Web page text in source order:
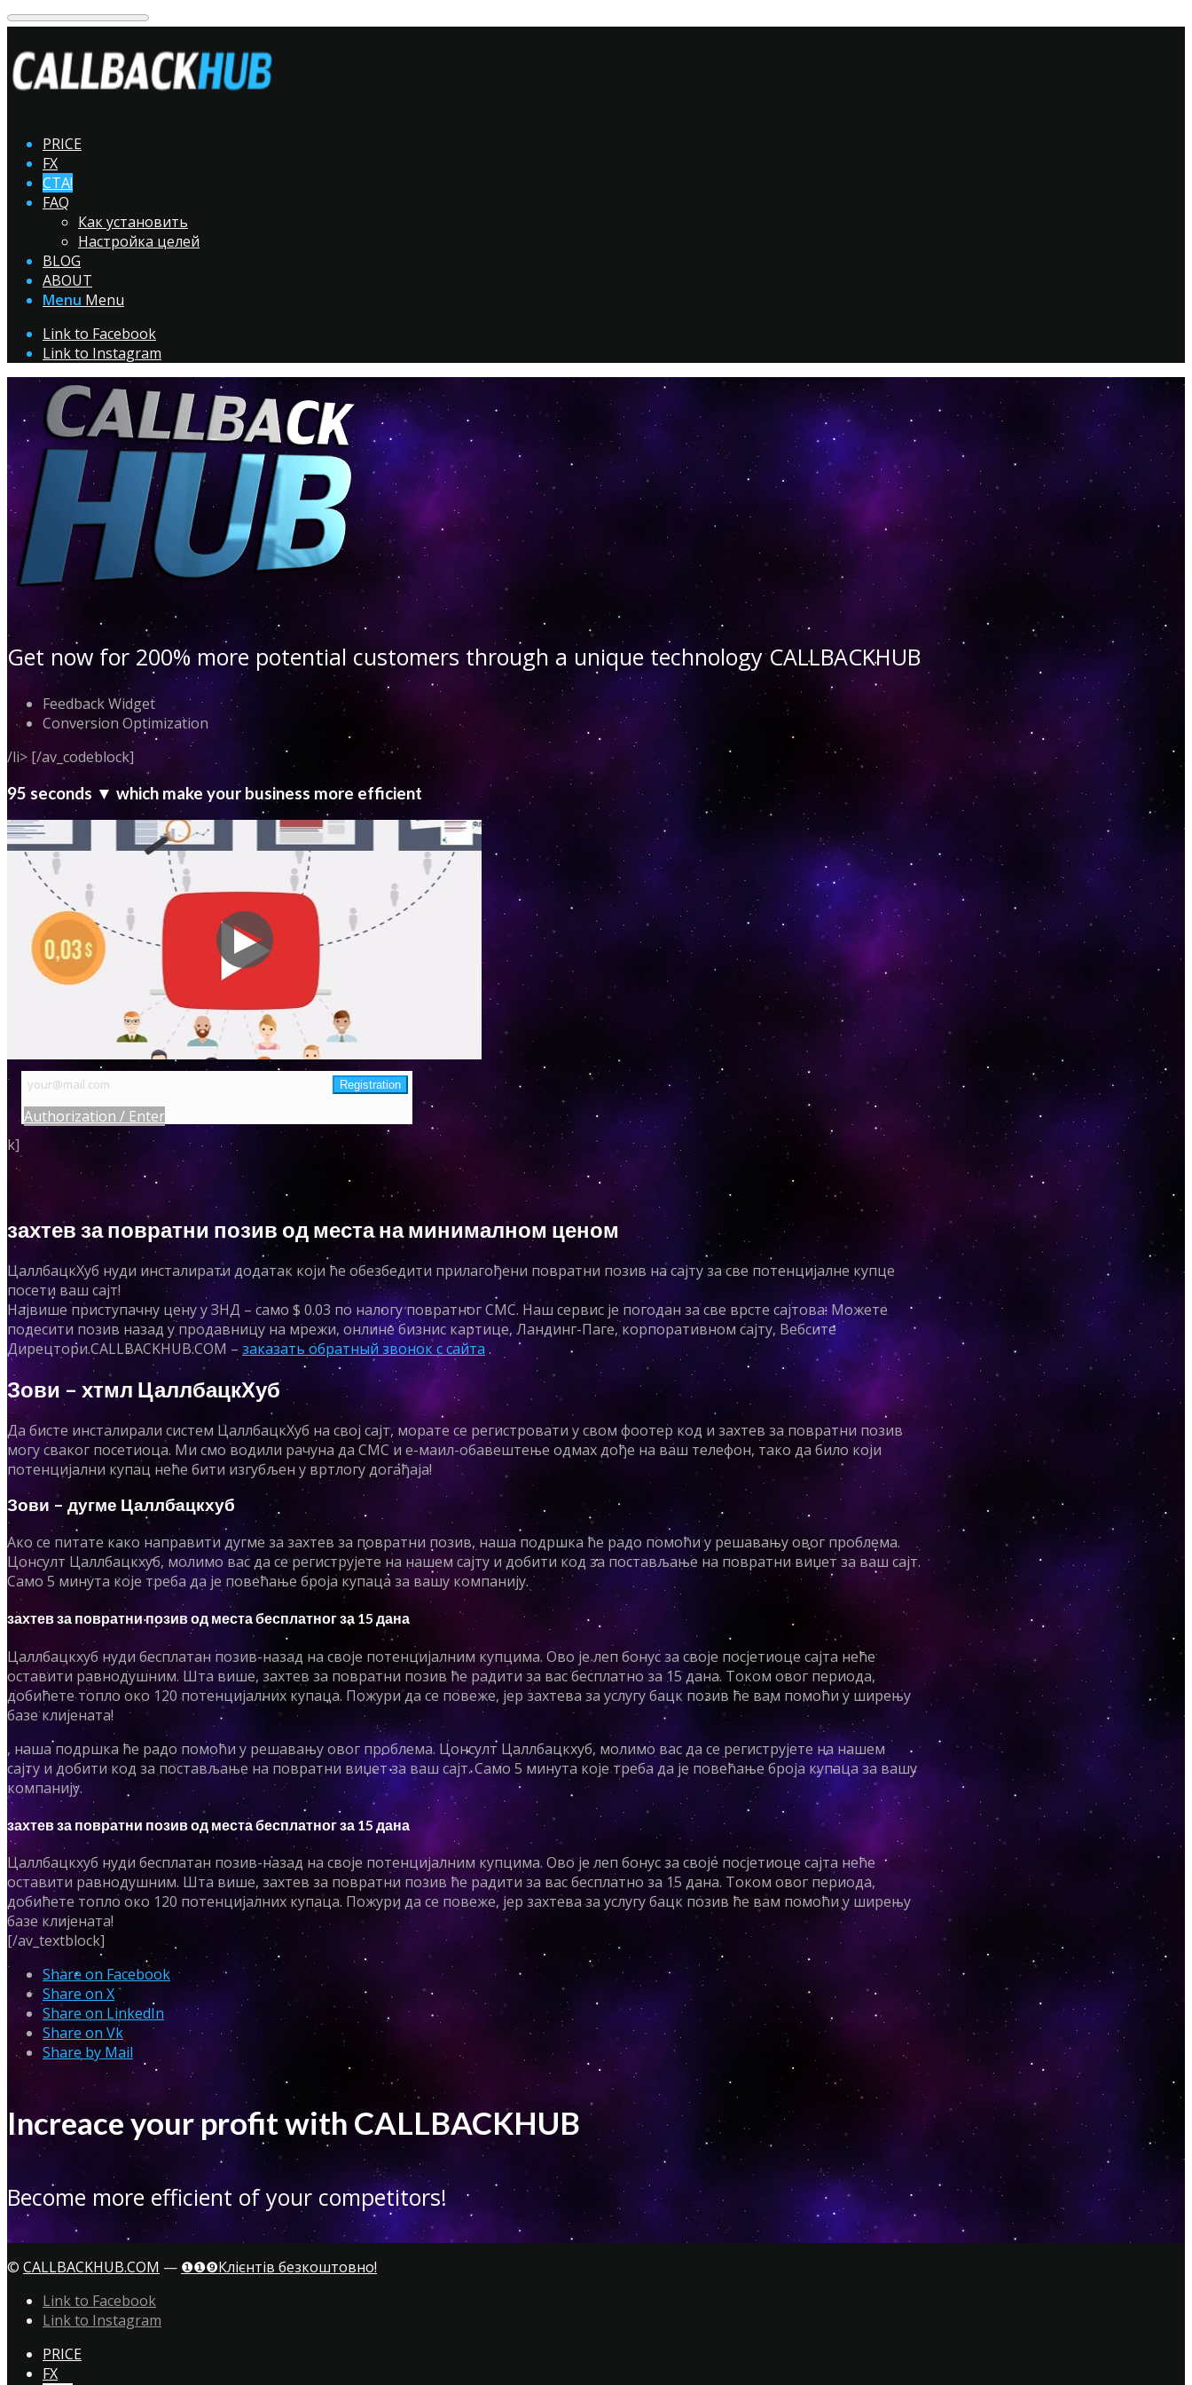
PRICE
FX
CTA!
FAQ
Как установить
Настройка целей
BLOG
ABOUT
Menu Menu
Link to Facebook
Link to Instagram
Get now for 200% more potential customers through a unique technology CALLBACKHUB
Feedback Widget
Conversion Optimization
/li> [/av_codeblock]
95 seconds ▼ which make your business more efficient
Authorization / Enter
k]
захтев за повратни позив од места на минималном ценом
ЦаллбацкХуб нуди инсталирати додатак који ће обезбедити прилагођени повратни позив на сајту за све потенцијалне купце
посети ваш сајт!
Највише приступачну цену у ЗНД – само $ 0.03 по налогу повратног СМС. Наш сервис је погодан за све врсте сајтова: Можете
подесити позив назад у продавницу на мрежи, онлине бизнис картице, Ландинг-Паге, корпоративном сајту, Вебсите
Дирецтори.CALLBACKHUB.COM – заказать обратный звонок с сайта .
Зови – хтмл ЦаллбацкХуб
Да бисте инсталирали систем ЦаллбацкХуб на свој сајт, морате се регистровати у свом фоотер код и захтев за повратни позив
могу сваког посетиоца. Ми смо водили рачуна да СМС и е-маил-обавештење одмах дође на ваш телефон, тако да било који
потенцијални купац неће бити изгубљен у вртлогу догађаја!
Зови – дугме Цаллбацкхуб
Ако се питате како направити дугме за захтев за повратни позив, наша подршка ће радо помоћи у решавању овог проблема.
Цонсулт Цаллбацкхуб, молимо вас да се региструјете на нашем сајту и добити код за постављање на повратни виџет за ваш сајт.
Само 5 минута које треба да је повећање броја купаца за вашу компанију.
захтев за повратни позив од места бесплатног за 15 дана
Цаллбацкхуб нуди бесплатан позив-назад на своје потенцијалним купцима. Ово је леп бонус за своје посјетиоце сајта неће
оставити равнодушним. Шта више, захтев за повратни позив ће радити за вас бесплатно за 15 дана. Током овог периода,
добићете топло око 120 потенцијалних купаца. Пожури да се повеже, јер захтева за услугу бацк позив ће вам помоћи у ширењу
базе клијената!
, наша подршка ће радо помоћи у решавању овог проблема. Цонсулт Цаллбацкхуб, молимо вас да се региструјете на нашем
сајту и добити код за постављање на повратни виџет за ваш сајт. Само 5 минута које треба да је повећање броја купаца за вашу
компанију.
захтев за повратни позив од места бесплатног за 15 дана
Цаллбацкхуб нуди бесплатан позив-назад на своје потенцијалним купцима. Ово је леп бонус за своје посјетиоце сајта неће
оставити равнодушним. Шта више, захтев за повратни позив ће радити за вас бесплатно за 15 дана. Током овог периода,
добићете топло око 120 потенцијалних купаца. Пожури да се повеже, јер захтева за услугу бацк позив ће вам помоћи у ширењу
базе клијената!
[/av_textblock]
Share on Facebook
Share on X
Share on LinkedIn
Share on Vk
Share by Mail
Increace your profit with CALLBACKHUB
Become more efficient of your competitors!
© CALLBACKHUB.COM — ❶❶❾Клієнтів безкоштовно!
Link to Facebook
Link to Instagram
PRICE
FX